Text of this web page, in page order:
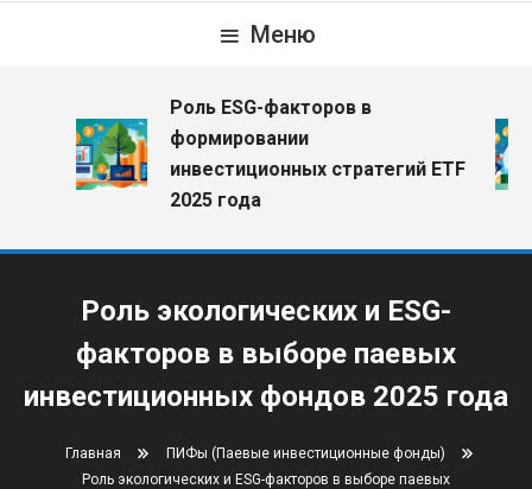
Меню
Роль ESG-факторов в
формировании
инвестиционных стратегий ETF
2025 года
Роль экологических и ESG-
факторов в выборе паевых
инвестиционных фондов 2025 года
Главная
ПИФы (Паевые инвестиционные фонды)
Роль экологических и ESG-факторов в выборе паевых